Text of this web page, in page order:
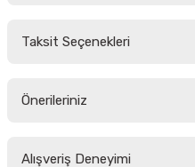
Taksit Seçenekleri
Önerileriniz
yetersiz gördüğünüz noktaları
Alışveriş Deneyimi